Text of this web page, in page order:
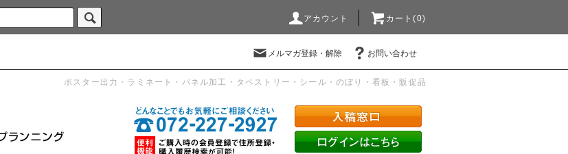
アカウント カート(0)
メルマガ登録・解除 お問い合わせ
ポスター出力・ラミネート・パネル加工・タペストリー・シール・のぼり・看板・販促品